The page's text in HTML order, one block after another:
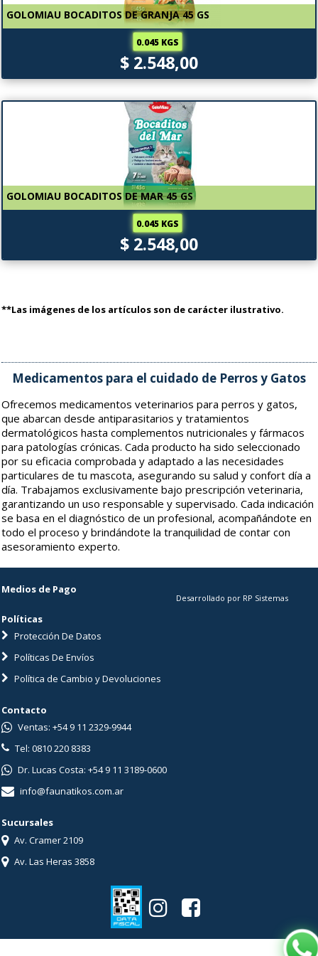
GOLOMIAU BOCADITOS DE GRANJA 45 GS
0.045 KGS
$ 2.548,00
GOLOMIAU BOCADITOS DE MAR 45 GS
0.045 KGS
$ 2.548,00
**Las imágenes de los artículos son de carácter ilustrativo.
Medicamentos para el cuidado de Perros y Gatos
Ofrecemos medicamentos veterinarios para perros y gatos,
que abarcan desde antiparasitarios y tratamientos
dermatológicos hasta complementos nutricionales y fármacos
para patologías crónicas. Cada producto ha sido seleccionado
por su eficacia comprobada y adaptado a las necesidades
particulares de tu mascota, asegurando su salud y confort día a
día. Trabajamos exclusivamente bajo prescripción veterinaria,
garantizando un uso responsable y supervisado. Cada indicación
se basa en el diagnóstico de un profesional, acompañándote en
todo el proceso y brindándote la tranquilidad de contar con
asesoramiento experto.
Medios de Pago
Políticas
Protección De Datos
Políticas De Envíos
Política de Cambio y Devoluciones
Desarrollado por RP Sistemas
Contacto
Ventas: +54 9 11 2329-9944
Tel: 0810 220 8383
Dr. Lucas Costa: +54 9 11 3189-0600
info@faunatikos.com.ar
Sucursales
Av. Cramer 2109
Av. Las Heras 3858